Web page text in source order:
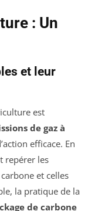
: Un
et leur
est
de gaz à
efficace. En
repérer les
et celles
la pratique de la
de carbone